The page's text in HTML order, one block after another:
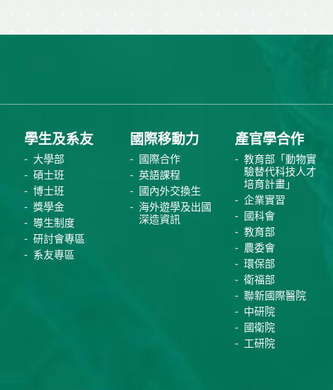
學生及系友
大學部
碩士班
博士班
獎學金
導生制度
研討會專區
系友專區
國際移動力
國際合作
英語課程
國內外交換生
海外遊學及出國
深造資訊
產官學合作
教育部「動物實
驗替代科技人才
培育計畫」
企業實習
國科會
教育部
農委會
環保部
衛福部
聯新國際醫院
中研院
國衛院
工研院